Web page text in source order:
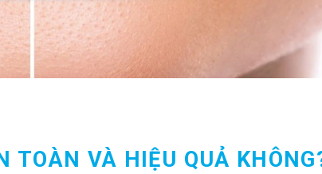
TOÀN VÀ HIỆU QUẢ